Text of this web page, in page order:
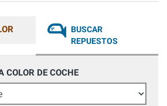
BUSCAR
REPUESTOS
COLOR DE COCHE